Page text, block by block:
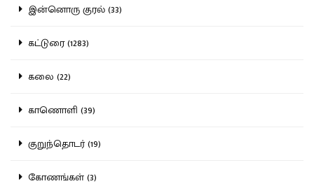
இன்னொரு குரல் (33)
கட்டுரை (1283)
கலை (22)
காணொளி (39)
குறுந்தொடர் (19)
கோணங்கள் (3)